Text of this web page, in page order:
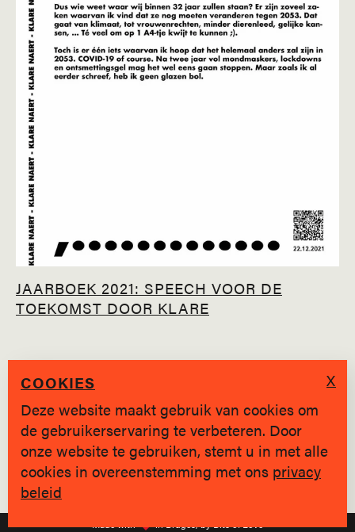
JAARBOEK 2021: SPEECH VOOR DE
TOEKOMST DOOR KLARE
SINDS 2019 * BRUGGE
Privacy policy | hallo@jongvolk.be
Made with in Bruges, by Bits of Love
COOKIES
Deze website maakt gebruik van cookies om
de gebruikerservaring te verbeteren. Door
onze website te gebruiken, stemt u in met alle
cookies in overeenstemming met ons privacy
beleid
X